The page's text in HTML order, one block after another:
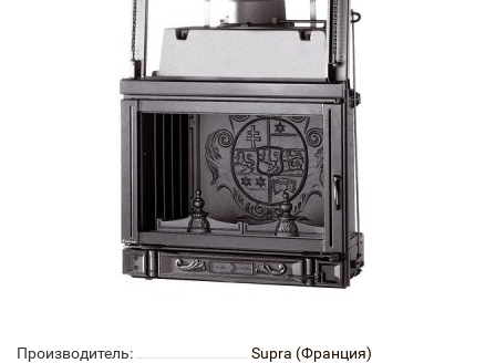
Производитель:
Supra (Франция)